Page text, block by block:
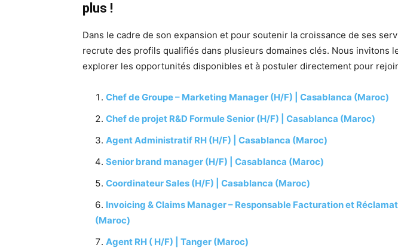
plus !
Dans le cadre de son expansion et pour soutenir la croissance de ses
recrute des profils qualifiés dans plusieurs domaines clés. Nous invitons
explorer les opportunités disponibles et à postuler directement pour
Chef de Groupe – Marketing Manager (H/F) | Casablanca (Maroc)
Chef de projet R&D Formule Senior (H/F) | Casablanca (Maroc)
Agent Administratif RH (H/F) | Casablanca (Maroc)
Senior brand manager (H/F) | Casablanca (Maroc)
Coordinateur Sales (H/F) | Casablanca (Maroc)
Invoicing & Claims Manager – Responsable Facturation et
(Maroc)
Agent RH ( H/F) | Tanger (Maroc)